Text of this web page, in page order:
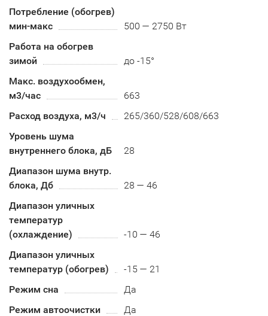
Потребление (обогрев)
мин-макс
500 — 2750 Вт
Работа на обогрев
зимой
до -15°
Макс. воздухообмен,
м3/час
663
Расход воздуха, м3/ч
265/360/528/608/663
Уровень шума
внутреннего блока, дБ
28
Диапазон шума внутр.
блока, Дб
28 — 46
Диапазон уличных
температур
(охлаждение)
-10 — 46
Диапазон уличных
температур (обогрев)
-15 — 21
Режим сна
Да
Режим автоочистки
Да